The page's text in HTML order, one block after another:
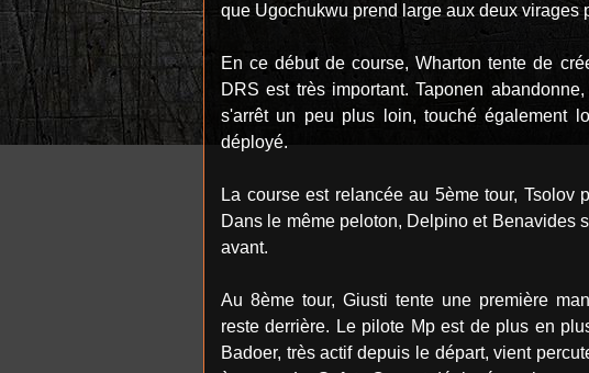
que Ugochukwu prend large aux deux virages
En ce début de course, Wharton tente de
DRS est très important. Taponen
s'arrêt un peu plus loin, touché également
déployé.
La course est relancée au 5ème tour, Tsolov
Dans le même peloton, Delpino et Benavides
avant.
Au 8ème tour, Giusti tente une première
reste derrière. Le pilote Mp est de plus en
Badoer, très actif depuis le départ, vient